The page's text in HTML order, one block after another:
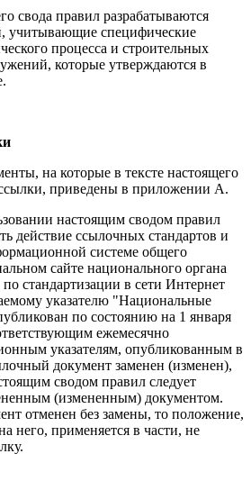
свода правил разрабатываются
учитывающие специфические
процесса и строительных
которые утверждаются в
на которые в тексте настоящего
приведены в приложении А.
настоящим сводом правил
действие ссылочных стандартов и
системе общего
сайте национального органа
стандартизации в сети Интернет
указателю "Национальные
по состоянию на 1 января
ежемесячно
указателям, опубликованным в
документ заменен (изменен),
сводом правил следует
(измененным) документом.
отменен без замены, то положение,
него, применяется в части, не